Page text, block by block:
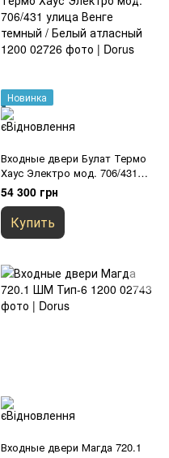
Новинка
Входные двери Булат Термо
Хаус Электро мод. 706/431
улица Венге темный / Белый
атласный 1200
54 300 грн
Купить
Входные двери Магда 720.1